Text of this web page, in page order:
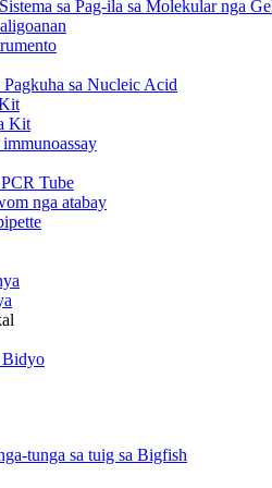
sa Pag-ila sa Molekular nga
sa Nucleic Acid
Kit
Tube
nga atabay
Bidyo
tunga sa tuig sa Bigfish